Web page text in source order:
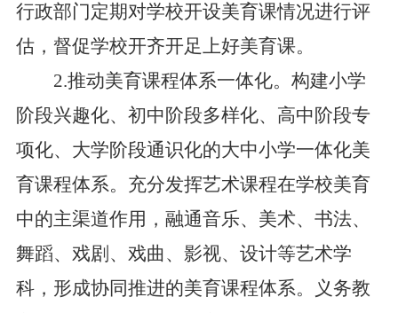
行政部门定期对学校开设美育课情况进行评
估，督促学校开齐开足上好美育课。
2.推动美育课程体系一体化。构建小学
阶段兴趣化、初中阶段多样化、高中阶段专
项化、大学阶段通识化的大中小学一体化美
育课程体系。充分发挥艺术课程在学校美育
中的主渠道作用，融通音乐、美术、书法、
舞蹈、戏剧、戏曲、影视、设计等艺术学
科，形成协同推进的美育课程体系。义务教